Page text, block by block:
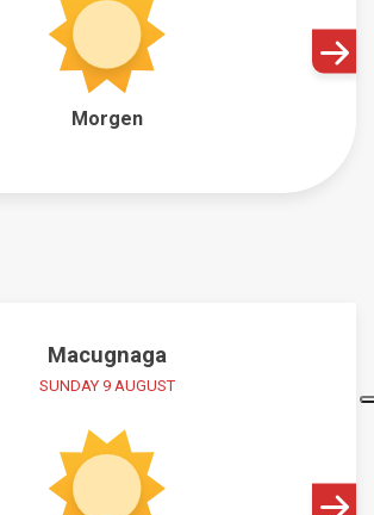
Morgen
Macugnaga
SUNDAY 9 AUGUST